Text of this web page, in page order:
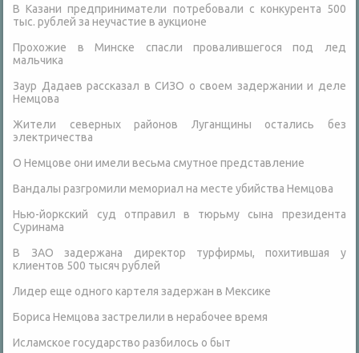
В Казани предприниматели потребовали с конкурента 500
тыс. рублей за неучастие в аукционе
Прохожие в Минске спасли провалившегося под лед
мальчика
Заур Дадаев рассказал в СИЗО о своем задержании и деле
Немцова
Жители северных районов Луганщины остались без
электричества
О Немцове они имели весьма смутное представление
Вандалы разгромили мемориал на месте убийства Немцова
Нью-йоркский суд отправил в тюрьму сына президента
Суринама
В ЗАО задержана директор турфирмы, похитившая у
клиентов 500 тысяч рублей
Лидер еще одного картеля задержан в Мексике
Бориса Немцова застрелили в нерабочее время
Исламское государство разбилось о быт